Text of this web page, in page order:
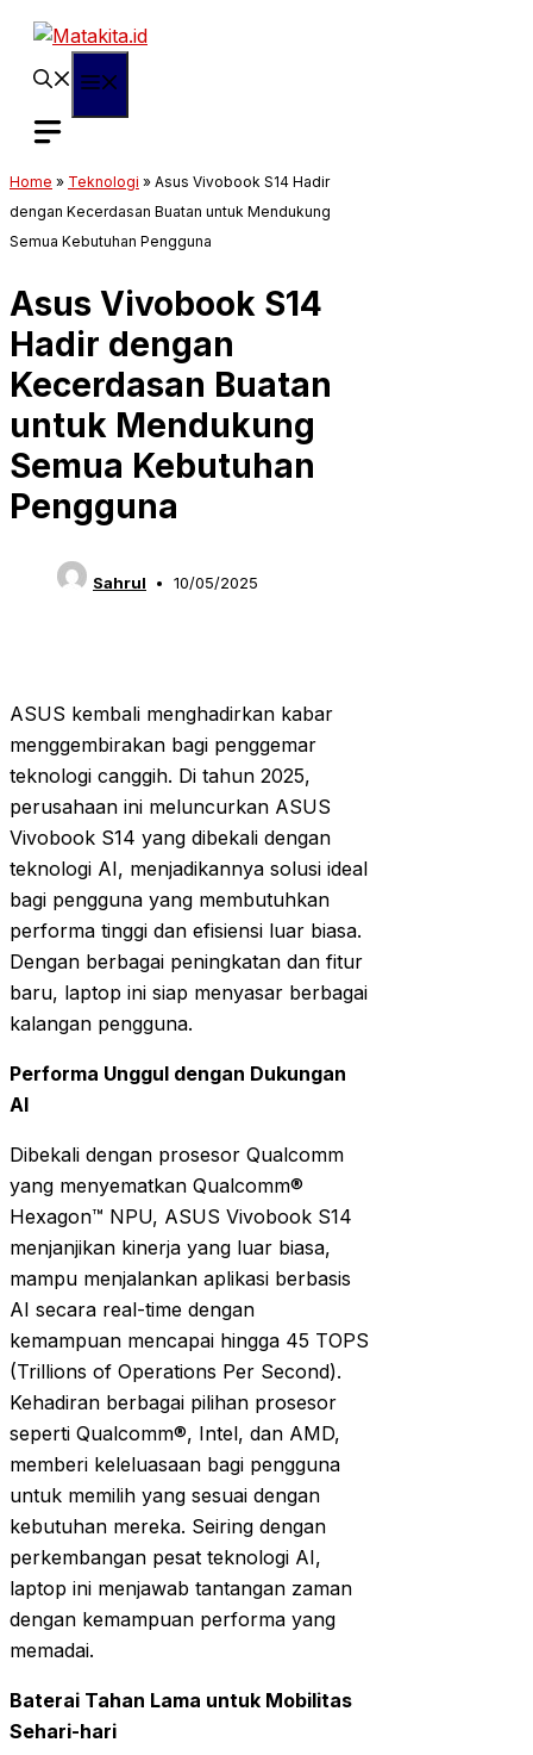
Langsung
Home » Teknologi » Asus Vivobook S14 Hadir
dengan Kecerdasan Buatan untuk Mendukung
Semua Kebutuhan Pengguna
Asus Vivobook S14
Hadir dengan
Kecerdasan Buatan
untuk Mendukung
Semua Kebutuhan
Pengguna
Sahrul 10/05/2025
ASUS kembali menghadirkan kabar
menggembirakan bagi penggemar
teknologi canggih. Di tahun 2025,
perusahaan ini meluncurkan ASUS
Vivobook S14 yang dibekali dengan
teknologi AI, menjadikannya solusi ideal
bagi pengguna yang membutuhkan
performa tinggi dan efisiensi luar biasa.
Dengan berbagai peningkatan dan fitur
baru, laptop ini siap menyasar berbagai
kalangan pengguna.
Performa Unggul dengan Dukungan
AI
Dibekali dengan prosesor Qualcomm
yang menyematkan Qualcomm®
Hexagon™ NPU, ASUS Vivobook S14
menjanjikan kinerja yang luar biasa,
mampu menjalankan aplikasi berbasis
AI secara real-time dengan
kemampuan mencapai hingga 45 TOPS
(Trillions of Operations Per Second).
Kehadiran berbagai pilihan prosesor
seperti Qualcomm®, Intel, dan AMD,
memberi keleluasaan bagi pengguna
untuk memilih yang sesuai dengan
kebutuhan mereka. Seiring dengan
perkembangan pesat teknologi AI,
laptop ini menjawab tantangan zaman
dengan kemampuan performa yang
memadai.
Baterai Tahan Lama untuk Mobilitas
Sehari-hari